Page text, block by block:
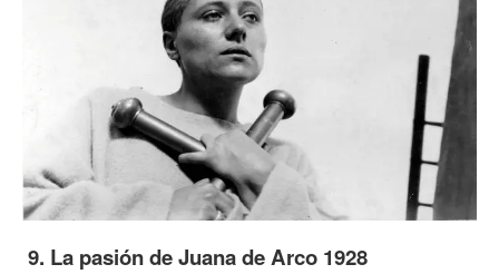
9. La pasión de Juana de Arco 1928